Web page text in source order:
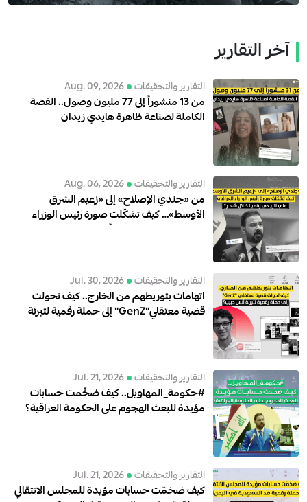
آخر التقارير
التقارير والتحقيقات Aug. 09, 2026
من 13 منشوراً إلى 77 مليون وصول.. القصة
الكاملة لصناعة ظاهرة هايدي زيدان
التقارير والتحقيقات Aug. 06, 2026
من «جندي الإصلاح» إلى «زعيم الشرق
الأوسط»… كيف تشكّلت صورة رئيس الوزراء
التقارير والتحقيقات Jul. 30, 2026
اتهامات بتوريطهم من الخارج.. كيف تحولت
قضية معتقلي"GenZ" إلى حملة رقمية لتبرئة
التقارير والتحقيقات Jul. 21, 2026
#حكومة_المهاويل.. كيف ضخّمت حسابات
مؤيدة للبعث الهجوم على الحكومة العراقية؟
التقارير والتحقيقات Jul. 21, 2026
كيف ضخمّت حسابات مؤيدة للمجلس الانتقالي